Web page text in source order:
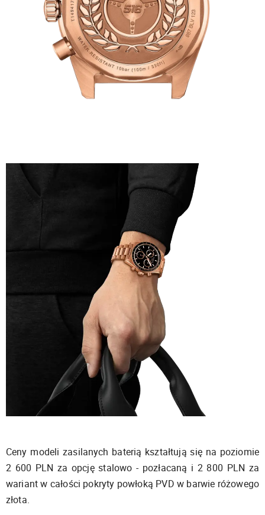
Ceny modeli zasilanych baterią kształtują się na poziomie
2 600 PLN za opcję stalowo - pozłacaną i 2 800 PLN za
wariant w całości pokryty powłoką PVD w barwie różowego
złota.